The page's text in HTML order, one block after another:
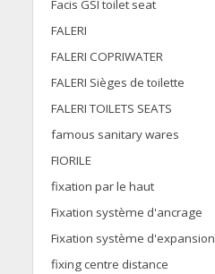
Facis GSI toilet seat
FALERI
FALERI COPRIWATER
FALERI Sièges de toilette
FALERI TOILETS SEATS
famous sanitary wares
FIORILE
fixation par le haut
Fixation système d'ancrage
Fixation système d'expansion
fixing centre distance